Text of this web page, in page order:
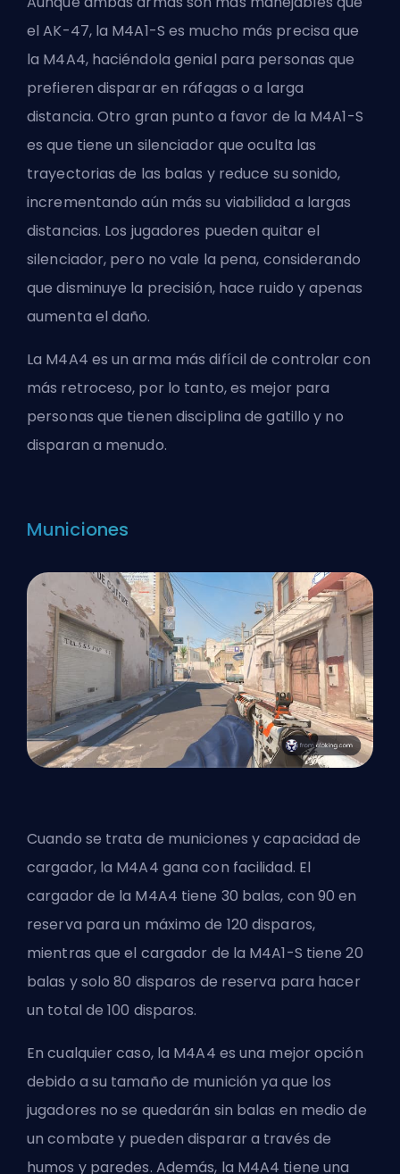
el AK-47, la M4A1-S es mucho más precisa que
la M4A4, haciéndola genial para personas que
prefieren disparar en ráfagas o a larga
distancia. Otro gran punto a favor de la M4A1-S
es que tiene un silenciador que oculta las
trayectorias de las balas y reduce su sonido,
incrementando aún más su viabilidad a largas
distancias. Los jugadores pueden quitar el
silenciador, pero no vale la pena, considerando
que disminuye la precisión, hace ruido y apenas
aumenta el daño.
La M4A4 es un arma más difícil de controlar con
más retroceso, por lo tanto, es mejor para
personas que tienen disciplina de gatillo y no
disparan a menudo.
Municiones
Cuando se trata de municiones y capacidad de
cargador, la M4A4 gana con facilidad. El
cargador de la M4A4 tiene 30 balas, con 90 en
reserva para un máximo de 120 disparos,
mientras que el cargador de la M4A1-S tiene 20
balas y solo 80 disparos de reserva para hacer
un total de 100 disparos.
En cualquier caso, la M4A4 es una mejor opción
debido a su tamaño de munición ya que los
jugadores no se quedarán sin balas en medio de
un combate y pueden disparar a través de
humos y paredes. Además, la M4A4 tiene una